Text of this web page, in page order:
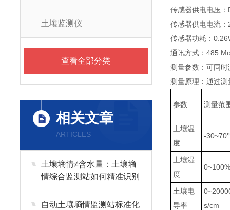
土壤监测仪
查看全部分类
相关文章
ARTICLES
土壤墒情≠含水量：土壤墒
情综合监测站如何精准识别
干旱、渍涝与盐渍化风险？
自动土壤墒情监测站标准化
传感器供电电压：
传感器供电电流：
传感器功耗：
通讯方式：485
测量参数：可同
测量原理：通过
参数 测量范
土壤温
度
-
土壤湿
度
土壤电
导率
s/cm